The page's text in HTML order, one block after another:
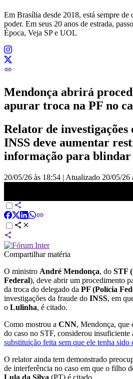
Em Brasília desde 2018, está sempre de
poder. Em seus 20 anos de estrada,
Época, Veja SP e UOL
Mendonça abrirá
apurar troca na PF no
Relator de investigações
INSS deve aumentar
informação para blindar
20/05/26 às 18:54 | Atualizado 20/05/26
Compartilhar matéria
O ministro André Mendonça, do STF
Federal), deve abrir um procedimento
da troca do delegado da PF (Polícia
investigações da fraude do INSS, em
o Lulinha, é citado.
Como mostrou a CNN, Mendonça, que
do caso no STF, considerou insuficiente
substituição feita sem que ele tenha
O relator ainda tem demonstrado
de interferência no caso em que o filho
Lula da Silva (PT) é citado.